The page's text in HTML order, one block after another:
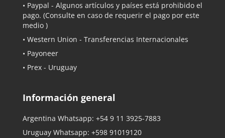
• Paypal - Algunos artículos y países está prohibido el
pago. (Consulte en caso de requerir el pago por este
medio )
• Western Union - Transferencias Internacionales
• Payoneer
• Prex - Uruguay
Información general
Argentina Whatsapp: +54 9 11 3925-7883
Uruguay Whatsapp: +598 91019120